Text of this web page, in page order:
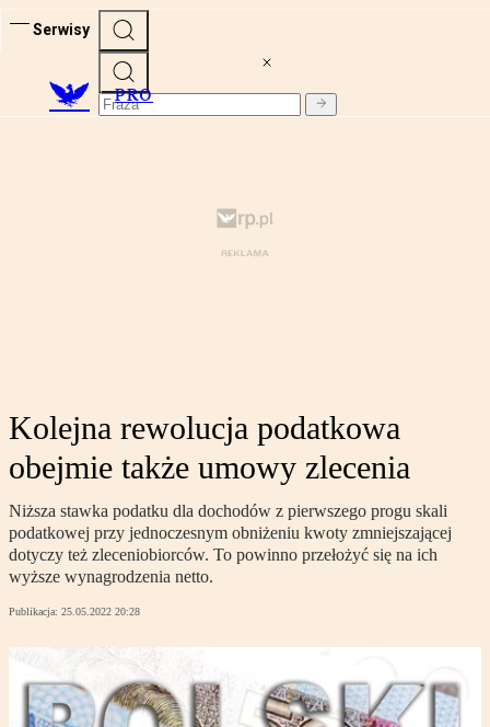
Serwisy
PRO
Kolejna rewolucja podatkowa
obejmie także umowy zlecenia
Niższa stawka podatku dla dochodów z pierwszego progu skali
podatkowej przy jednoczesnym obniżeniu kwoty zmniejszającej
dotyczy też zleceniobiorców. To powinno przełożyć się na ich
wyższe wynagrodzenia netto.
Publikacja: 25.05.2022 20:28